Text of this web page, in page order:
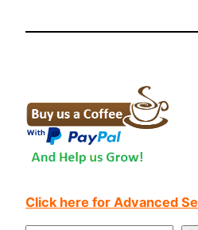
Click here for Advanced